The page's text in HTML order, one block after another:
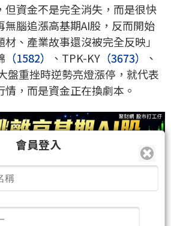
但資金不是完全消失，而是很快
腦追漲高基期AI股，反而開始
、產業故事還沒被完全反映」
（1582） 、TPK-KY （3673）
、
盤重挫時逆勢亮燈漲停，就代表
，而是資金正在換劇本。
會員登入